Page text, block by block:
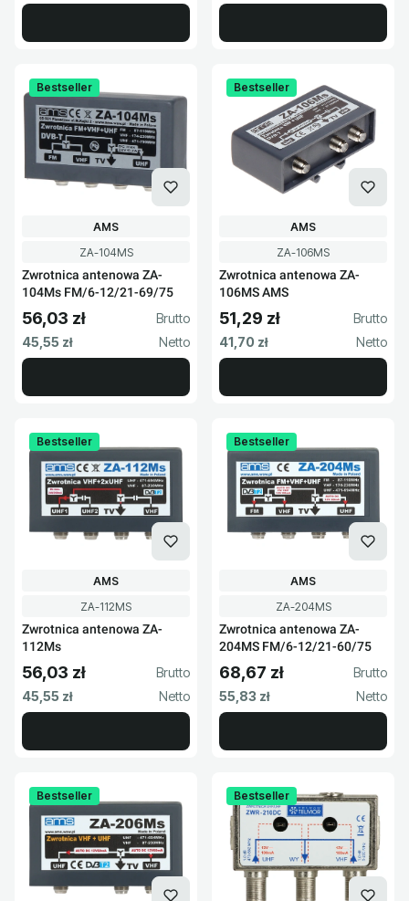
Bestseller
Kod produktu
ZA-104MS
Zwrotnica antenowa ZA-
104Ms FM/6-12/21-69/75
PRODUCENT
AMS
Cena brutto
56,03 zł
Cena netto
45,55 zł
Bestseller
Kod produktu
ZA-106MS
Zwrotnica antenowa ZA-
106MS AMS
PRODUCENT
AMS
Cena brutto
51,29 zł
Cena netto
41,70 zł
Bestseller
Kod produktu
ZA-112MS
Zwrotnica antenowa ZA-
112Ms
PRODUCENT
AMS
Cena brutto
56,03 zł
Cena netto
45,55 zł
Bestseller
Kod produktu
ZA-204MS
Zwrotnica antenowa ZA-
204MS FM/6-12/21-60/75
PRODUCENT
AMS
Cena brutto
68,67 zł
Cena netto
55,83 zł
Bestseller Bestseller